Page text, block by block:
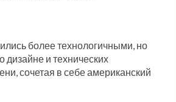
более технологичными, но
дизайне и технических
сочетая в себе американский